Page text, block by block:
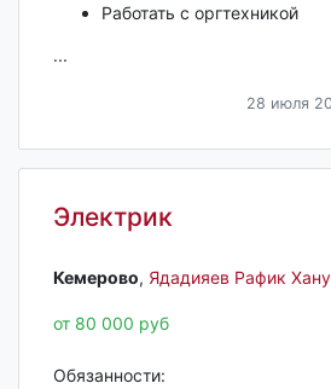
Работать с оргтехникой
...
28 июля
Электрик
Кемерово‎, Ядадияев Рафик
от 80 000 руб
Обязанности: